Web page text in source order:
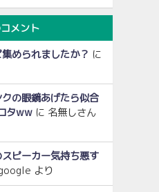
メント
集められましたか？ に
クの眼鏡あげたら似合
タwwに 名無しさん
スピーカー気持ち悪す
より